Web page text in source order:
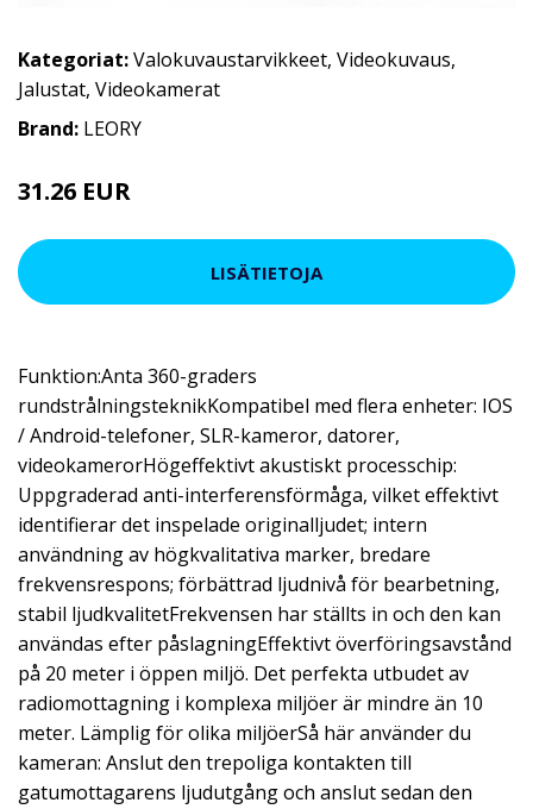
Kategoriat:Valokuvaustarvikkeet, Videokuvaus,
Jalustat, Videokamerat
Brand: LEORY
31.26 EUR
LISÄTIETOJA
Funktion:Anta 360-graders
rundstrålningsteknikKompatibel med flera enheter: IOS
/ Android-telefoner, SLR-kameror, datorer,
videokamerorHögeffektivt akustiskt processchip:
Uppgraderad anti-interferensförmåga, vilket effektivt
identifierar det inspelade originalljudet; intern
användning av högkvalitativa marker, bredare
frekvensrespons; förbättrad ljudnivå för bearbetning,
stabil ljudkvalitetFrekvensen har ställts in och den kan
användas efter påslagningEffektivt överföringsavstånd
på 20 meter i öppen miljö. Det perfekta utbudet av
radiomottagning i komplexa miljöer är mindre än 10
meter. Lämplig för olika miljöerSå här använder du
kameran: Anslut den trepoliga kontakten till
gatumottagarens ljudutgång och anslut sedan den